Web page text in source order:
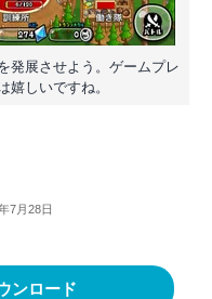
発展させよう。ゲームプレ
嬉しいですね。
7月28日
ンロード